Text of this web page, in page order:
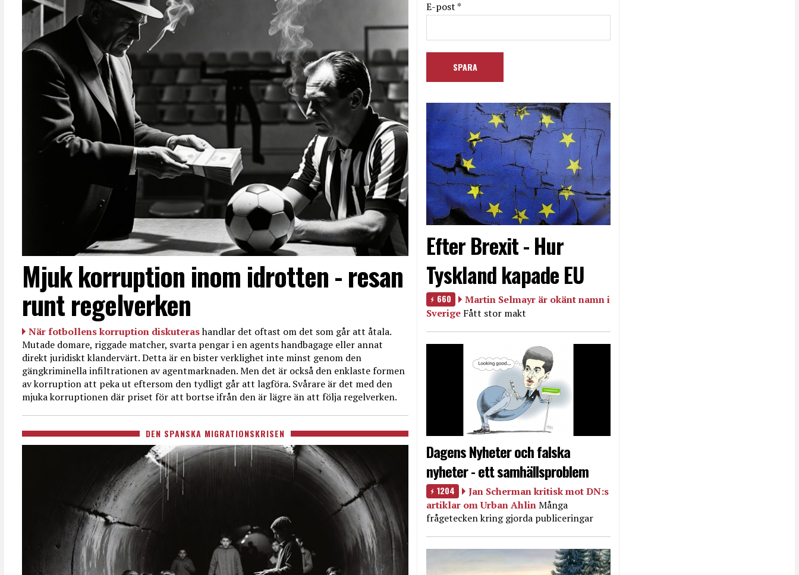
Mjuk korruption inom idrotten - resan
runt regelverken
När fotbollens korruption diskuterashandlar det oftast om det som går att åtala.
Mutade domare, riggade matcher, svarta pengar i en agents handbagage eller annat
direkt juridiskt klandervärt. Detta är en bister verklighet inte minst genom den
gängkriminella infiltrationen av agentmarknaden. Men det är också den enklaste formen
av korruption att peka ut eftersom den tydligt går att lagföra. Svårare är det med den
mjuka korruptionen där priset för att bortse ifrån den är lägre än att följa regelverken.
DEN SPANSKA MIGRATIONSKRISEN
E-post *
Efter Brexit - Hur
Tyskland kapade EU
660
Martin Selmayr är okänt namn i
Sverige Fått stor makt
Dagens Nyheter och falska
nyheter - ett samhällsproblem
1204
Jan Scherman kritisk mot DN:s
artiklar om Urban AhlinMånga
frågetecken kring gjorda publiceringar